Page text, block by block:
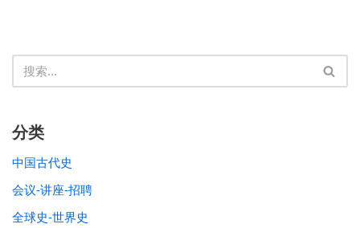
分类
中国古代史
会议-讲座-招聘
全球史-世界史